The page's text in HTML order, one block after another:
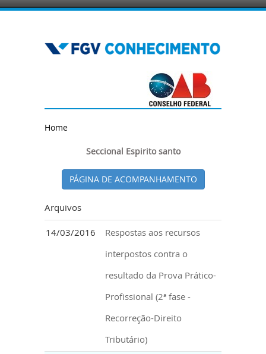
Home
Seccional Espirito santo
PÁGINA DE ACOMPANHAMENTO
Arquivos
14/03/2016
Respostas aos recursos
interpostos contra o
resultado da Prova Prático-
Profissional (2ª fase -
Recorreção-Direito
Tributário)